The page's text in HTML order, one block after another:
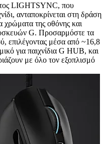
LIGHTSYNC, που
ανταποκρίνεται στη δράση
χρώματα της οθόνης και
G. Προσαρμόστε τα
επιλέγοντας μέσα από ~16,8
για παιχνίδια G HUB, και
με όλο τον εξοπλισμό